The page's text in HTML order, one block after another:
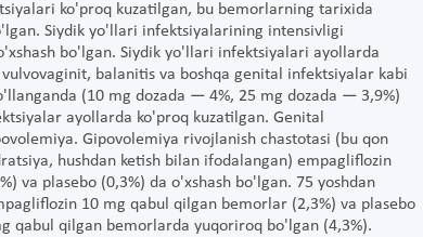
ko'proq kuzatilgan, bu bemorlarning tarixida
Siydik yo'llari infektsiyalarining intensivligi
bo'lgan. Siydik yo'llari infektsiyalari ayollarda
balanitis va boshqa genital infektsiyalar kabi
(10 mg dozada — 4%, 25 mg dozada — 3,9%)
ayollarda ko'proq kuzatilgan. Genital
Gipovolemiya rivojlanish chastotasi (bu qon
hushdan ketish bilan ifodalangan) empagliflozin
va plasebo (0,3%) da o'xshash bo'lgan. 75 yoshdan
10 mg qabul qilgan bemorlar (2,3%) va plasebo
qabul qilgan bemorlarda yuqoriroq bo'lgan (4,3%).